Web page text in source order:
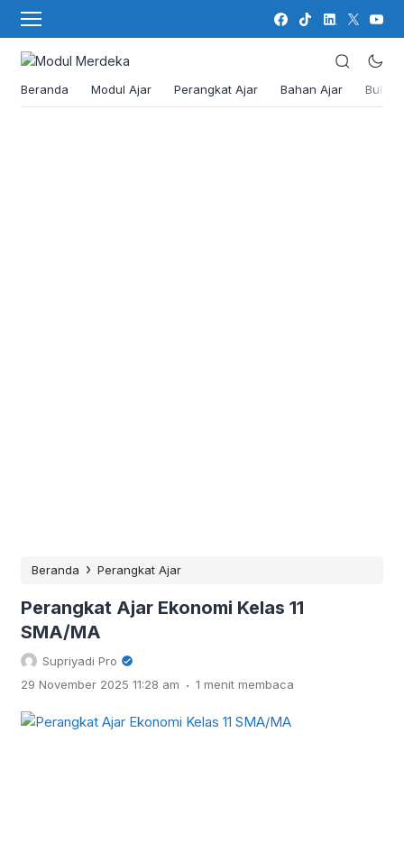
Beranda Modul Ajar Perangkat Ajar Bahan Ajar Buku
Beranda › Perangkat Ajar
Perangkat Ajar Ekonomi Kelas 11
SMA/MA
Supriyadi Pro
29 November 2025 11:28 am . 1 menit membaca